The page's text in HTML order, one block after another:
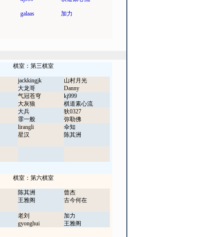
galaas 加力
棋室：第三棋室
jackkingjk
大龙哥
山村月光
Danny
气冠苍穹
大灰狼
kj999
棋道素心流
大兵
霏一般
狄0327
弥勒佛
lirangli
星汉
伞知
陈其洲
棋室：第六棋室
陈其洲
王雅阁
曾杰
古今何在
老刘
gyonghui
加力
王雅阁